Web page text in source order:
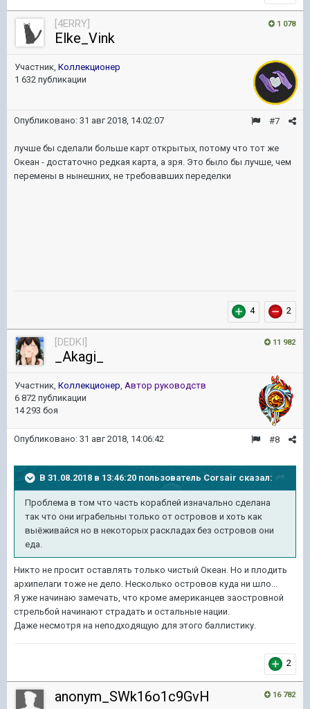
1 078
[4ERRY]
Elke_Vink
Участник, Коллекционер
1 632 публикации
#7
Опубликовано: 31 авг 2018, 14:02:07
лучше бы сделали больше карт открытых, потому что тот же
Океан - достаточно редкая карта, а зря. Это было бы лучше, чем
перемены в нынешних, не требовавших переделки
4 2
11 982
[DEDKI]
_Akagi_
Участник, Коллекционер, Автор руководств
6 872 публикации
14 293 боя
#8
Опубликовано: 31 авг 2018, 14:06:42
В 31.08.2018 в 13:46:20 пользователь Corsair сказал:
Проблема в том что часть кораблей изначально сделана
так что они играбельны только от островов и хоть как
выёживайся но в некоторых раскладах без островов они
еда.
Никто не просит оставлять только чистый Океан. Но и плодить
архипелаги тоже не дело. Несколько островов куда ни шло...
Я уже начинаю замечать, что кроме американцев заостровной
стрельбой начинают страдать и остальные нации.
Даже несмотря на неподходящую для этого баллистику.
2
16 782
anonym_SWk16o1c9GvH